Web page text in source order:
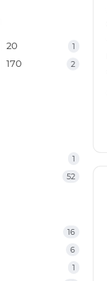
20 1
170 2
1
52
16
6
1